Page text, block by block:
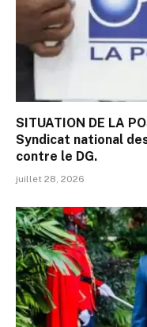
SITUATION DE LA
Syndicat national
contre le DG.
juillet 28, 2026